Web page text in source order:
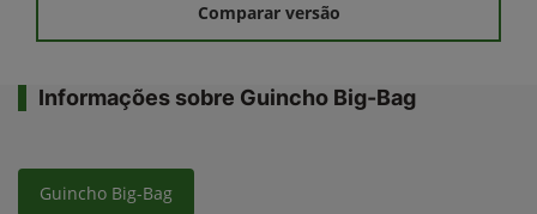
Comparar versão
Informações sobre Guincho Big-Bag
Guincho Big-Bag